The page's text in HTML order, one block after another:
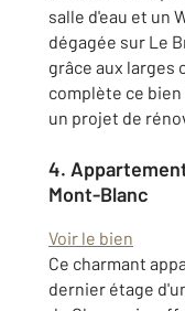
salle d'eau et un
dégagée sur Le
grâce aux larges
complète ce
un projet de
4.
Mont-Blanc
Voir le bien
Ce charmant
dernier étage